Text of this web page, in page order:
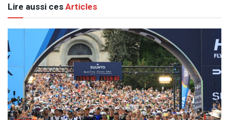
Lire aussi cesArticles